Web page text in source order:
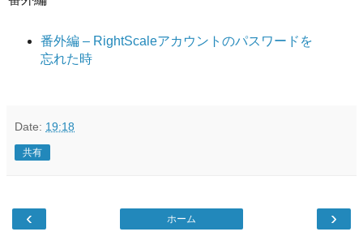
番外編 – RightScaleアカウントのパスワードを
忘れた時
Date: 19:18
共有
‹ ›
ホーム